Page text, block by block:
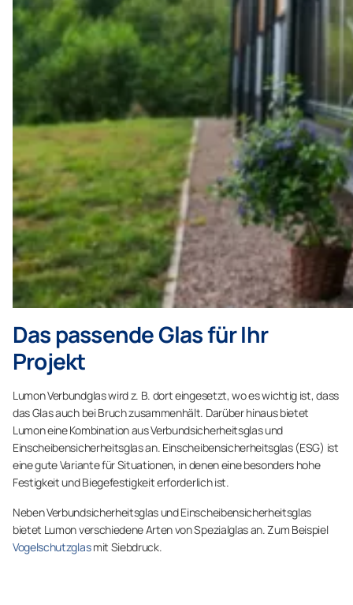
Das passende Glas für Ihr
Projekt
Lumon Verbundglas wird z. B. dort eingesetzt, wo es wichtig ist, dass
das Glas auch bei Bruch zusammenhält. Darüber hinaus bietet
Lumon eine Kombination aus Verbundsicherheitsglas und
Einscheibensicherheitsglas an. Einscheibensicherheitsglas (ESG) ist
eine gute Variante für Situationen, in denen eine besonders hohe
Festigkeit und Biegefestigkeit erforderlich ist.
Neben Verbundsicherheitsglas und Einscheibensicherheitsglas
bietet Lumon verschiedene Arten von Spezialglas an. Zum Beispiel
Vogelschutzglasmit Siebdruck.